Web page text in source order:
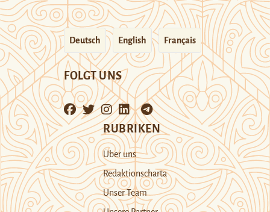
Deutsch English Français
FOLGT UNS
RUBRIKEN
Über uns
Redaktionscharta
Unser Team